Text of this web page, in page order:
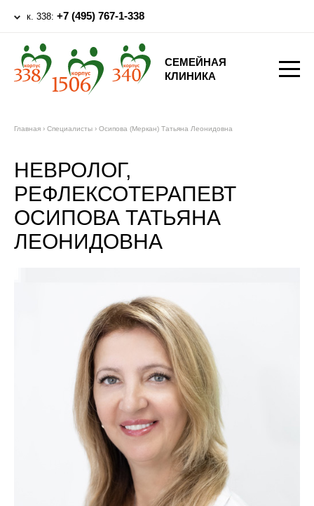
к. 338: +7 (495) 767-1-338
СЕМЕЙНАЯ
КЛИНИКА
Главная › Специалисты › Осипова (Меркан) Татьяна Леонидовна
НЕВРОЛОГ,
РЕФЛЕКСОТЕРАПЕВТ
ОСИПОВА ТАТЬЯНА
ЛЕОНИДОВНА